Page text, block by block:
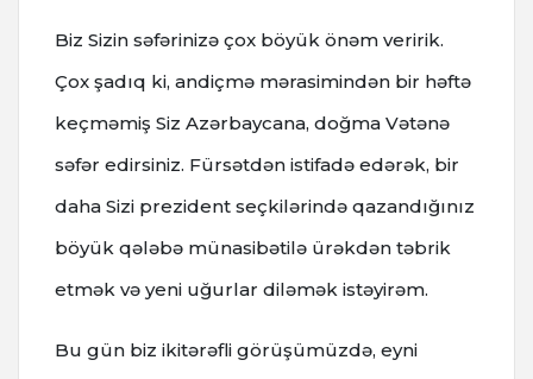
Biz Sizin səfərinizə çox böyük önəm veririk.
Çox şadıq ki, andiçmə mərasimindən bir həftə
keçməmiş Siz Azərbaycana, doğma Vətənə
səfər edirsiniz. Fürsətdən istifadə edərək, bir
daha Sizi prezident seçkilərində qazandığınız
böyük qələbə münasibətilə ürəkdən təbrik
etmək və yeni uğurlar diləmək istəyirəm.
Bu gün biz ikitərəfli görüşümüzdə, eyni